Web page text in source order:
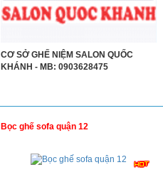
CƠ SỞ GHẾ NIỆM SALON QUỐC
KHÁNH - MB: 0903628475
Bọc ghế sofa quận 12